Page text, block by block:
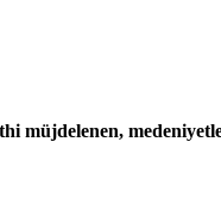
müjdelenen,